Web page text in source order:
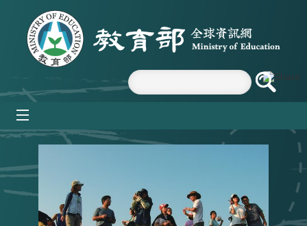
跳到主要內容區塊
:::